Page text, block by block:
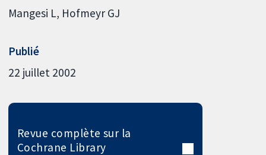
Mangesi L Hofmeyr GJ
Publié
22 juillet 2002
Revue complète sur la
Cochrane Library